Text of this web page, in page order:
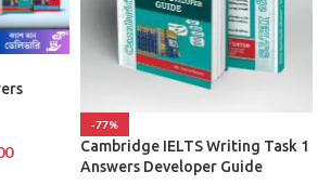
-77%
Cambridge IELTS Writing Task 1
Answers Developer Guide